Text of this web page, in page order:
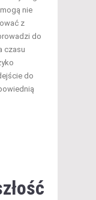
nie
z
do
czasu
do